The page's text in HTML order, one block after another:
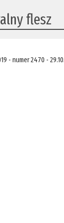
flesz
- numer 2470 -